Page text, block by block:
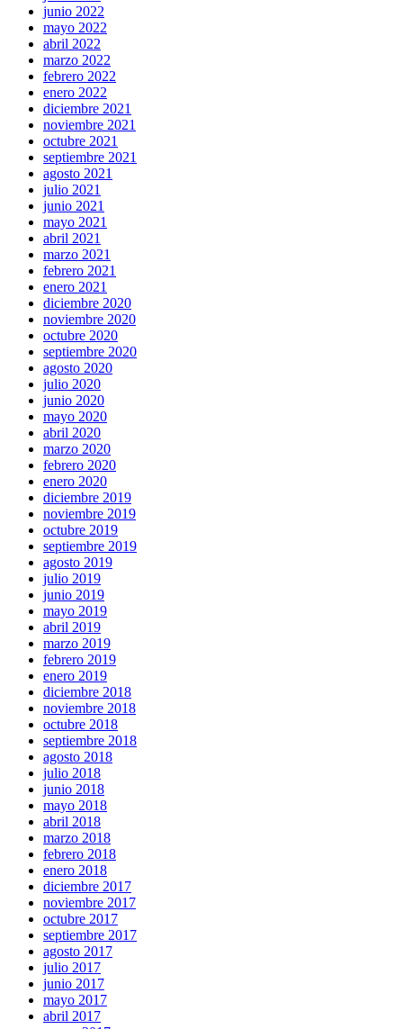
junio 2022
mayo 2022
abril 2022
marzo 2022
febrero 2022
enero 2022
diciembre 2021
noviembre 2021
octubre 2021
septiembre 2021
agosto 2021
julio 2021
junio 2021
mayo 2021
abril 2021
marzo 2021
febrero 2021
enero 2021
diciembre 2020
noviembre 2020
octubre 2020
septiembre 2020
agosto 2020
julio 2020
junio 2020
mayo 2020
abril 2020
marzo 2020
febrero 2020
enero 2020
diciembre 2019
noviembre 2019
octubre 2019
septiembre 2019
agosto 2019
julio 2019
junio 2019
mayo 2019
abril 2019
marzo 2019
febrero 2019
enero 2019
diciembre 2018
noviembre 2018
octubre 2018
septiembre 2018
agosto 2018
julio 2018
junio 2018
mayo 2018
abril 2018
marzo 2018
febrero 2018
enero 2018
diciembre 2017
noviembre 2017
octubre 2017
septiembre 2017
agosto 2017
julio 2017
junio 2017
mayo 2017
abril 2017